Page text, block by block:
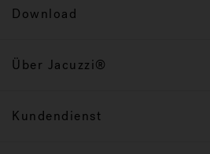
Download
Über Jacuzzi®
Kundendienst